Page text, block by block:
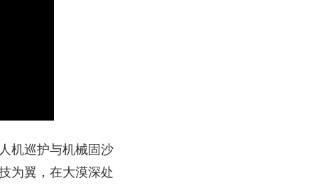
机巡护与机械固沙
为翼，在大漠深处